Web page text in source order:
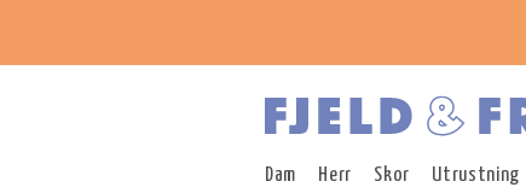
Dam Herr Skor Utrustning